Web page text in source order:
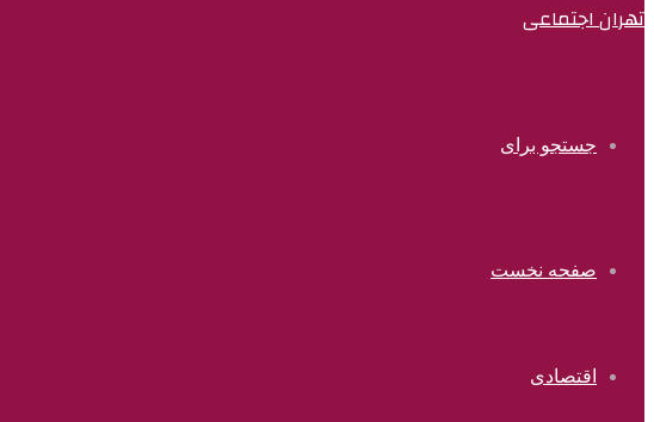
تهران اجتماعی
جستجو برای
صفحه نخست
اقتصادی